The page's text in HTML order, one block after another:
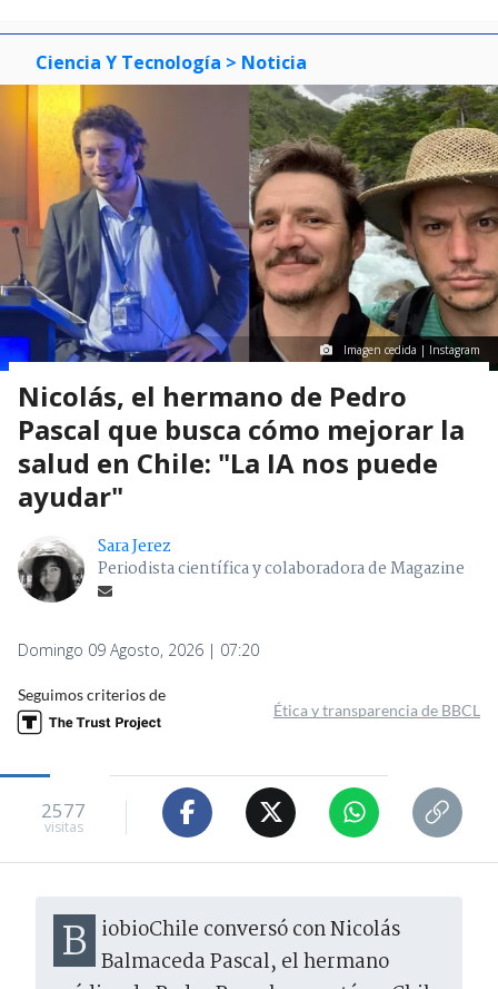
Ciencia Y Tecnología > Noticia
Imagen cedida | Instagram
Nicolás, el hermano de Pedro
Pascal que busca cómo mejorar la
salud en Chile: "La IA nos puede
ayudar"
Sara Jerez
Periodista científica y colaboradora de Magazine
Domingo 09 Agosto, 2026 | 07:20
Seguimos criterios de
Ética y transparencia de BBCL
2577
visitas
BiobioChile conversó con Nicolás Balmaceda Pascal, el hermano